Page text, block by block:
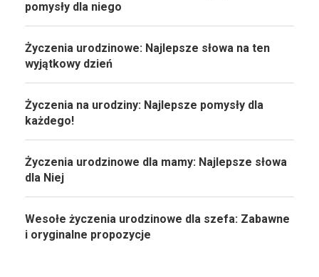
pomysły dla niego
Życzenia urodzinowe: Najlepsze słowa na ten
wyjątkowy dzień
Życzenia na urodziny: Najlepsze pomysły dla
każdego!
Życzenia urodzinowe dla mamy: Najlepsze słowa
dla Niej
Wesołe życzenia urodzinowe dla szefa: Zabawne
i oryginalne propozycje